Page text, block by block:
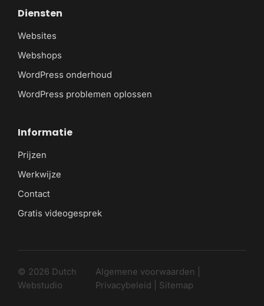
Diensten
Websites
Webshops
WordPress onderhoud
WordPress problemen oplossen
Informatie
Prijzen
Werkwijze
Contact
Gratis videogesprek
© 2026 Dutch
Webstudio
Algemene voorwaarden
Privacybeleid
Sitemap